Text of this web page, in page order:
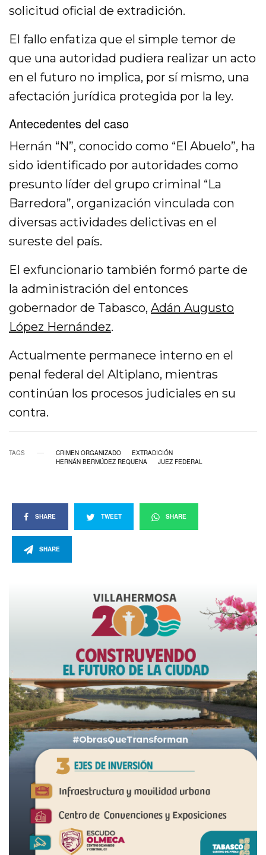
solicitud oficial de extradición.
El fallo enfatiza que el simple temor de
que una autoridad pudiera realizar un acto
en el futuro no implica, por sí mismo, una
afectación jurídica protegida por la ley.
Antecedentes del caso
Hernán “N”, conocido como “El Abuelo”, ha
sido identificado por autoridades como
presunto líder del grupo criminal “La
Barredora”, organización vinculada con
diversas actividades delictivas en el
sureste del país.
El exfuncionario también formó parte de
la administración del entonces
gobernador de Tabasco,Adán Augusto
López Hernández.
Actualmente permanece interno en el
penal federal del Altiplano, mientras
continúan los procesos judiciales en su
contra.
TAGS CRIMEN ORGANIZADO
EXTRADICIÓN
HERNÁN BERMÚDEZ REQUENA
JUEZ FEDERAL
SHARE TWEET SHARE
SHARE